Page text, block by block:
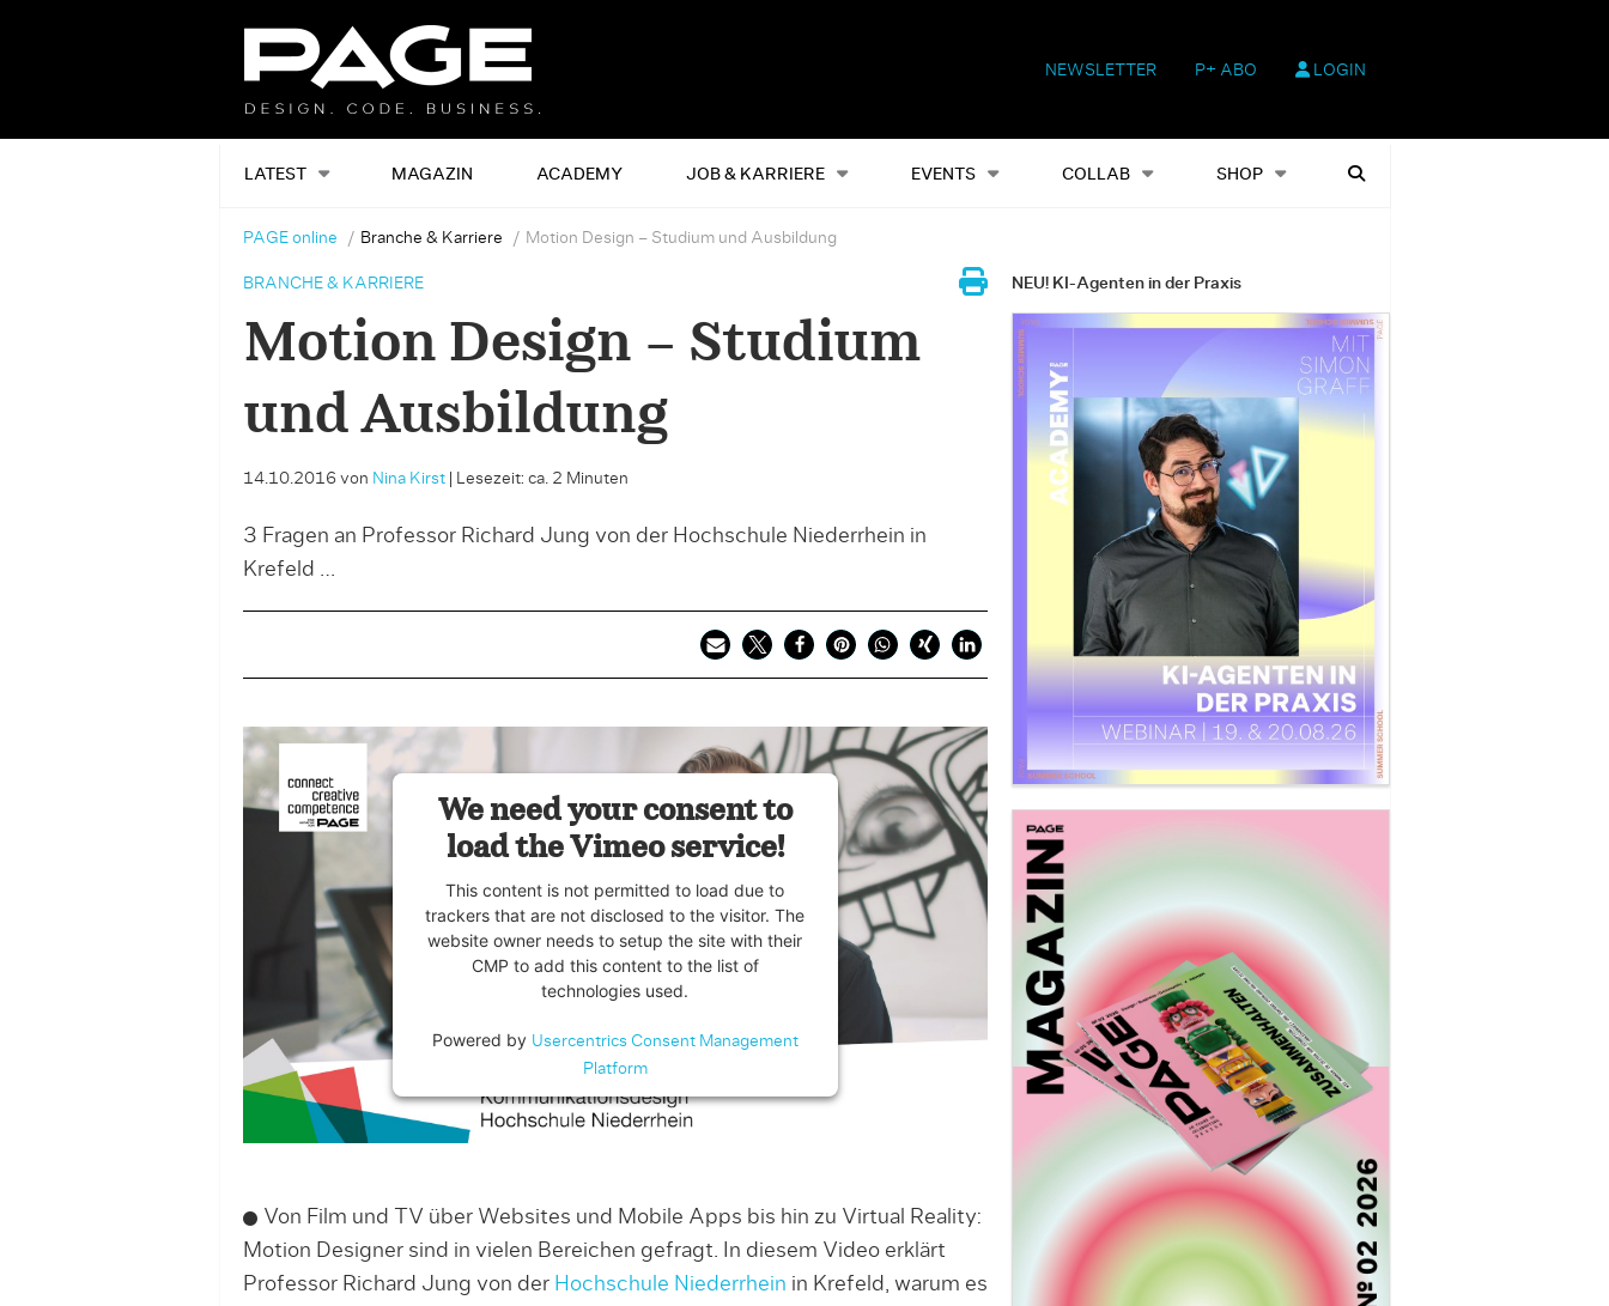
NEWSLETTER P+ ABO LOGIN
LATEST MAGAZIN ACADEMY JOB & KARRIERE EVENTS COLLAB SHOP
Alles Events Shop Heftausgaben Suchen
PAGE online Branche & Karriere Motion Design – Studium und Ausbildung
BRANCHE & KARRIERE
Motion Design – Studium
und Ausbildung
14.10.2016 von Nina Kirst| Lesezeit: ca. 2 Minuten
3 Fragen an Professor Richard Jung von der Hochschule Niederrhein in
Krefeld …
We need your consent to
load the Vimeo service!
This content is not permitted to load due to
trackers that are not disclosed to the visitor. The
website owner needs to setup the site with their
CMP to add this content to the list of
technologies used.
Powered by Usercentrics Consent Management
Platform
Von Film und TV über Websites und Mobile Apps bis hin zu Virtual Reality:
Motion Designer sind in vielen Bereichen gefragt. In diesem Video erklärt
Professor Richard Jung von der Hochschule Niederrhein in Krefeld, warum es
NEU! KI-Agenten in der Praxis